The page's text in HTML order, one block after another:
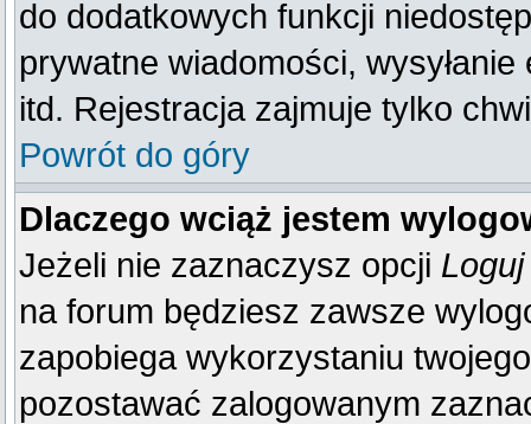
do dodatkowych funkcji
prywatne wiadomości,
itd. Rejestracja zajmuje tylko
Powrót do góry
Dlaczego wciąż jestem
Jeżeli nie zaznaczysz opcji
na forum będziesz zawsze
zapobiega wykorzystaniu
pozostawać zalogowanym